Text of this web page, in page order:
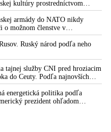
kultúry prostredníctvom
vyzeralo Slovensko, keby mu
armády do NATO nikdy
o možnom členstve v
Ruský národ podľa neho
tajnej služby CNI pred hroziacim
do Ceuty. Podľa najnovších
na severe Afriky vyše 70-
energetická politika podľa
prezident ohľadom